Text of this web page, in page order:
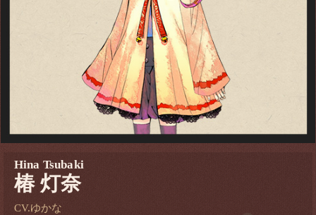
Hina Tsubaki
椿 灯奈
CV.ゆかな